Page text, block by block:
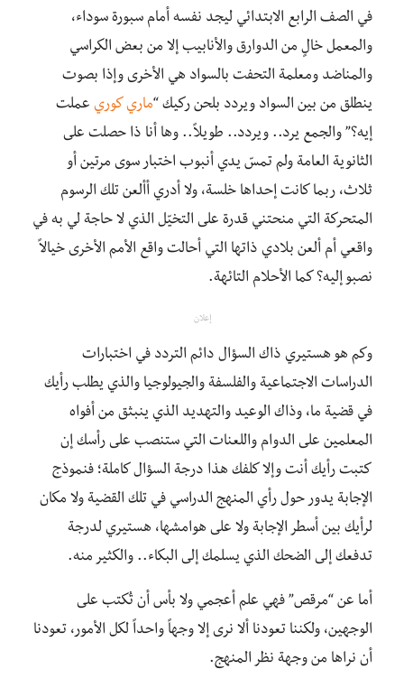
في الصف الرابع الابتدائي ليجد نفسه أمام سبورة سوداء،
والمعمل خالٍ من الدوارق والأنابيب إلا من بعض الكراسي
والمناضد ومعلمة التحفت بالسواد هي الأخرى وإذا بصوت
ينطلق من بين السواد ويردد بلحن ركيك “ماري كوري عملت
إيه؟” والجمع يرد.. ويردد.. طويلاً.. وها أنا ذا حصلت على
الثانوية العامة ولم تمسّ يدي أنبوب اختبار سوى مرتين أو
ثلاث، ربما كانت إحداها خلسة، ولا أدري أألعن تلك الرسوم
المتحركة التي منحتني قدرة على التخيّل الذي لا حاجة لي به في
واقعي أم ألعن بلادي ذاتها التي أحالت واقع الأمم الأخرى خيالاً
نصبو إليه؟ كما الأحلام التائهة.
إعلان
وكم هو هستيري ذاك السؤال دائم التردد في اختبارات
الدراسات الاجتماعية والفلسفة والجيولوجيا والذي يطلب رأيك
في قضية ما، وذاك الوعيد والتهديد الذي ينبثق من أفواه
المعلمين على الدوام واللعنات التي ستنصب على رأسك إن
كتبت رأيك أنت وإلا كلفك هذا درجة السؤال كاملة؛ فنموذج
الإجابة يدور حول رأي المنهج الدراسي في تلك القضية ولا مكان
لرأيك بين أسطر الإجابة ولا على هوامشها، هستيري لدرجة
تدفعك إلى الضحك الذي يسلمك إلى البكاء.. والكثير منه.
أما عن “مرقص” فهي علم أعجمي ولا بأس أن تُكتب على
الوجهين، ولكننا تعودنا ألا نرى إلا وجهاً واحداً لكل الأمور، تعودنا
أن نراها من وجهة نظر المنهج.